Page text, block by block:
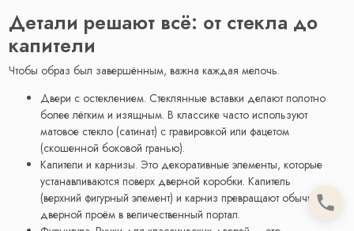
Детали решают всё: от стекла до
капители
Чтобы образ был завершённым, важна каждая мелочь.
Двери с остеклением. Стеклянные вставки делают полотно
более лёгким и изящным. В классике часто используют
матовое стекло (сатинат) с гравировкой или фацетом
(скошенной боковой гранью).
Капители и карнизы. Это декоративные элементы, которые
устанавливаются поверх дверной коробки. Капитель
(верхний фигурный элемент) и карниз превращают обычный
дверной проём в величественный портал.